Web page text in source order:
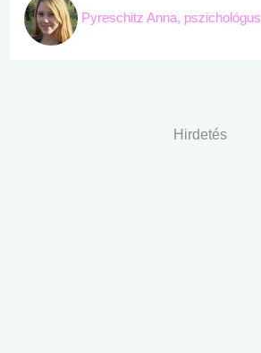
Pyreschitz Anna, pszichológus
Hirdetés